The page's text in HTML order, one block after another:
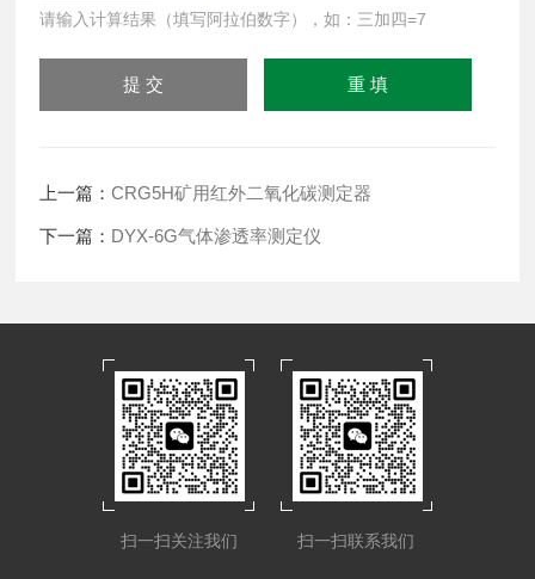
请输入计算结果（填写阿拉伯数字），如：三加四=7
上一篇：CRG5H矿用红外二氧化碳测定器
下一篇： DYX-6G气体渗透率测定仪
扫一扫关注我们 扫一扫联系我们